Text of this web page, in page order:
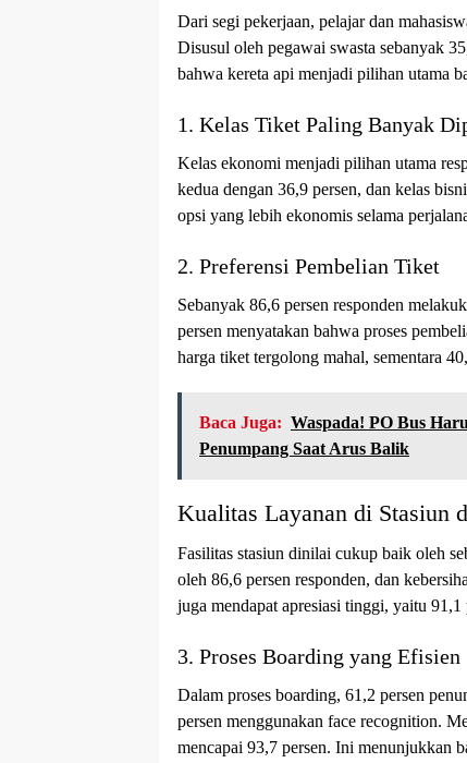
Dari segi pekerjaan, pelajar dan
Disusul oleh pegawai swasta sebanyak
bahwa kereta api menjadi pilihan utama
1. Kelas Tiket Paling Banyak
Kelas ekonomi menjadi pilihan utama
kedua dengan 36,9 persen, dan kelas
opsi yang lebih ekonomis selama
2. Preferensi Pembelian Tiket
Sebanyak 86,6 persen responden
persen menyatakan bahwa proses
harga tiket tergolong mahal, sementara
Baca Juga: Waspada! PO Bus
Penumpang Saat Arus Balik
Kualitas Layanan di Stasiun
Fasilitas stasiun dinilai cukup baik oleh
oleh 86,6 persen responden, dan
juga mendapat apresiasi tinggi, yaitu 91,1
3. Proses Boarding yang Efisien
Dalam proses boarding, 61,2 persen
persen menggunakan face recognition.
mencapai 93,7 persen. Ini menunjukkan